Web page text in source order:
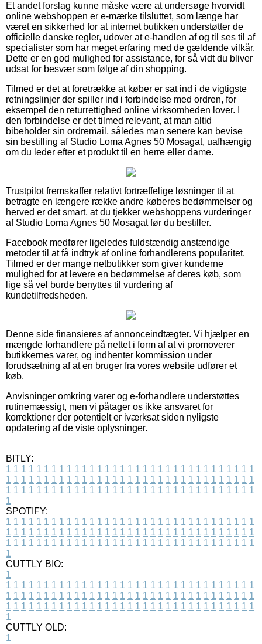
Et andet forslag kunne måske være at undersøge hvorvidt
online webshoppen er e-mærke tilsluttet, som længe har
været en sikkerhed for at internet butikken understøtter de
officielle danske regler, udover at e-handlen af og til ses til af
specialister som har meget erfaring med de gældende vilkår.
Dette er en god mulighed for assistance, for så vidt du bliver
udsat for besvær som følge af din shopping.
Tilmed er det at foretrække at køber er sat ind i de vigtigste
retningslinjer der spiller ind i forbindelse med ordren, for
eksempel den returrettighed online virksomheden lover. I
den forbindelse er det tilmed relevant, at man altid
bibeholder sin ordremail, således man senere kan bevise
sin bestilling af Studio Loma Agnes 50 Mosagat, uafhængig
om du leder efter et produkt til en herre eller dame.
Trustpilot fremskaffer relativt fortræffelige løsninger til at
betragte en længere række andre køberes bedømmelser og
herved er det smart, at du tjekker webshoppens vurderinger
af Studio Loma Agnes 50 Mosagat før du bestiller.
Facebook medfører ligeledes fuldstændig anstændige
metoder til at få indtryk af online forhandlerens popularitet.
Tilmed er der mange netbutikker som giver kunderne
mulighed for at levere en bedømmelse af deres køb, som
lige så vel burde benyttes til vurdering af
kundetilfredsheden.
Denne side finansieres af annonceindtægter. Vi hjælper en
mængde forhandlere på nettet i form af at vi promoverer
butikkernes varer, og indhenter kommission under
forudsætning af at en bruger fra vores website udfører et
køb.
Anvisninger omkring varer og e-forhandlere understøttes
rutinemæssigt, men vi påtager os ikke ansvaret for
korrektioner der potentielt er iværksat siden nyligste
opdatering af de viste oplysninger.
BITLY:
1 1 1 1 1 1 1 1 1 1 1 1 1 1 1 1 1 1 1 1 1 1 1 1 1 1 1 1 1 1 1 1 1
1 1 1 1 1 1 1 1 1 1 1 1 1 1 1 1 1 1 1 1 1 1 1 1 1 1 1 1 1 1 1 1 1
1 1 1 1 1 1 1 1 1 1 1 1 1 1 1 1 1 1 1 1 1 1 1 1 1 1 1 1 1 1 1 1 1
1
SPOTIFY:
1 1 1 1 1 1 1 1 1 1 1 1 1 1 1 1 1 1 1 1 1 1 1 1 1 1 1 1 1 1 1 1 1
1 1 1 1 1 1 1 1 1 1 1 1 1 1 1 1 1 1 1 1 1 1 1 1 1 1 1 1 1 1 1 1 1
1 1 1 1 1 1 1 1 1 1 1 1 1 1 1 1 1 1 1 1 1 1 1 1 1 1 1 1 1 1 1 1 1
1
CUTTLY BIO:
1
1 1 1 1 1 1 1 1 1 1 1 1 1 1 1 1 1 1 1 1 1 1 1 1 1 1 1 1 1 1 1 1 1
1 1 1 1 1 1 1 1 1 1 1 1 1 1 1 1 1 1 1 1 1 1 1 1 1 1 1 1 1 1 1 1 1
1 1 1 1 1 1 1 1 1 1 1 1 1 1 1 1 1 1 1 1 1 1 1 1 1 1 1 1 1 1 1 1 1
1
CUTTLY OLD:
1